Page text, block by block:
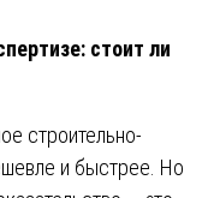
стоит ли
строительно-
и быстрее. Но